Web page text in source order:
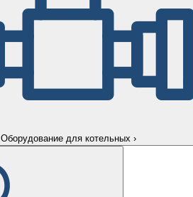
Оборудование для котельных ›